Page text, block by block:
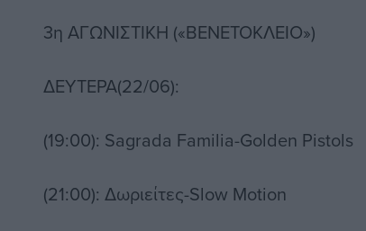
3η ΑΓΩΝΙΣΤΙΚΗ («ΒΕΝΕΤΟΚΛΕΙΟ»)
ΔΕΥΤΕΡΑ(22/06):
(19:00): Sagrada Familia-Golden Pistols
(21:00): Δωριείτες-Slow Motion